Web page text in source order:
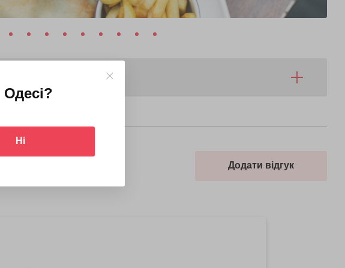
Додати відгук
Одесі?
Ні